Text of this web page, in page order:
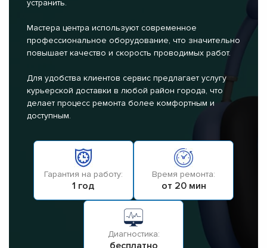
устранить.
Мастера центра используют современное
профессиональное оборудование, что значительно
повышает качество и скорость проводимых работ.
Для удобства клиентов сервис предлагает услугу
курьерской доставки в любой район города, что
делает процесс ремонта более комфортным и
доступным.
Гарантия на работу:
1 год
Время ремонта:
от 20 мин
Диагностика: